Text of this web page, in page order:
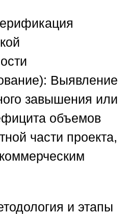
Выявление
завышения или
объемов
части проекта,
и этапы